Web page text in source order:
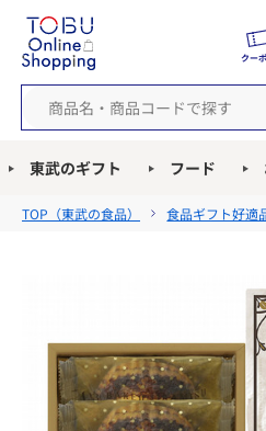
クー
東武のギフト フード
TOP（東武の食品） 食品ギフト好適